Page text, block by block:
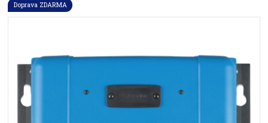
Doprava ZDARMA